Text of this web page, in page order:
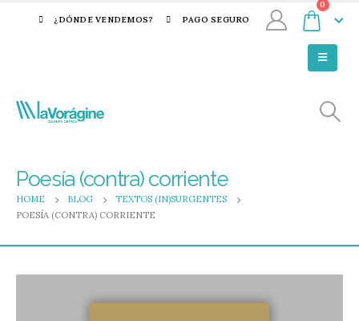
¿DÓNDE VENDEMOS? PAGO SEGURO
0
Poesía (contra) corriente
HOME BLOG
TEXTOS (IN)SURGENTES
POESÍA (CONTRA) CORRIENTE